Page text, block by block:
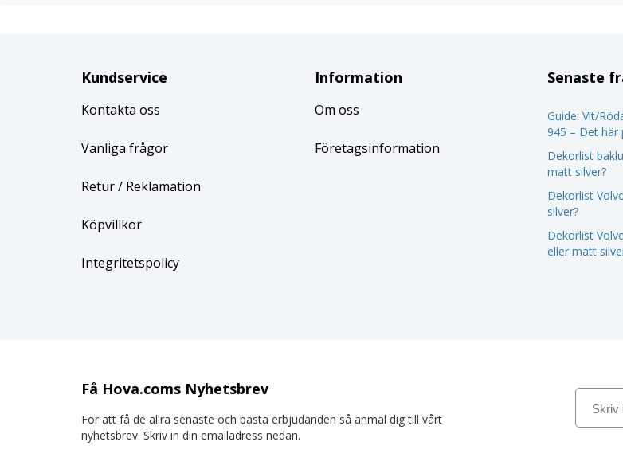
Kundservice
Kontakta oss
Vanliga frågor
Retur/ Reklamation
Köpvillkor
Integritetspolicy
Information
Om oss
Företagsinformation
Senaste
Guide: Vit/
945 – Det här
Dekorlist
matt silver?
Dekorlist
silver?
Dekorlist
eller matt
Få Hova.coms Nyhetsbrev
För att få de allra senaste och bästa erbjudanden så anmäl dig till vårt
nyhetsbrev. Skriv in din emailadress nedan.